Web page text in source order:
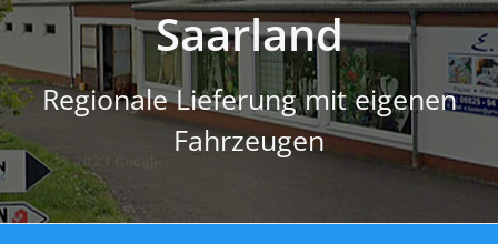
Saarland
Regionale Lieferung mit eigenen
Fahrzeugen